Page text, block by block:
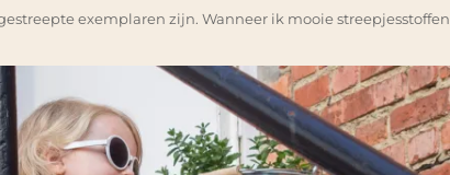
exemplaren zijn. Wanneer ik mooie